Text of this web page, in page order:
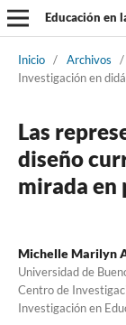
Educación en
Inicio / Archivos /
Investigación en
Las
diseño
mirada en
Michelle Marilyn
Universidad de
Centro de
Investigación en